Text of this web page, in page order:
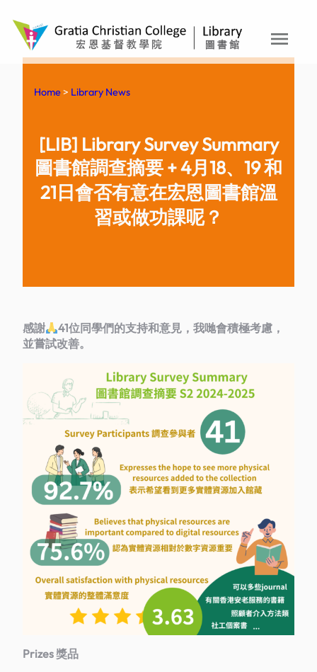
Skip
content
menu
Home> Library News
[LIB] Library Survey Summary
圖書館調查摘要 + 4月18、19 和
21日會否有意在宏恩圖書館溫
習或做功課呢？
感謝
41位同學們的支持和意見，我哋會積極考慮，
並嘗試改善。
Prizes 獎品